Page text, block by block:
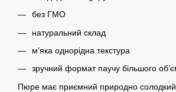
без ГМО
натуральний склад
м’яка однорідна текстура
зручний формат паучу більшого
Пюре має приємний природно солодкий